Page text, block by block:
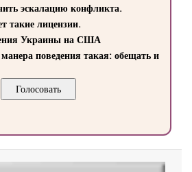
эскалацию конфликта.
такие лицензии.
Украины на США
поведения такая: обещать и